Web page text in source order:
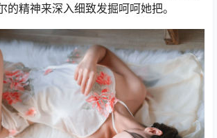
的精神来深入细致发掘呵呵她把。